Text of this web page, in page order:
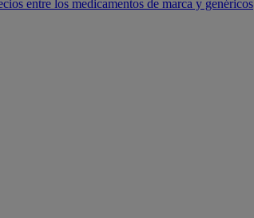
entre los medicamentos de marca y genéricos